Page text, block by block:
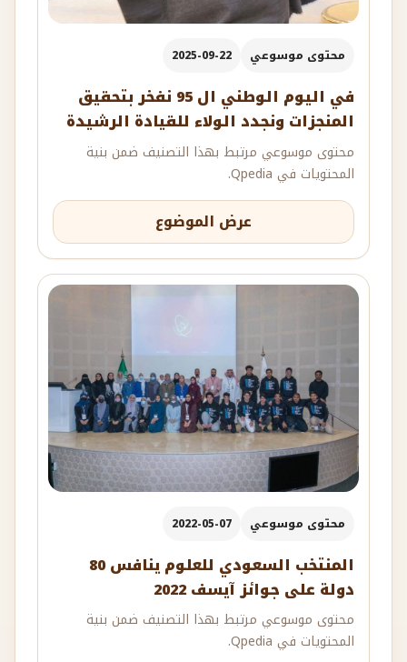
محتوى موسوعي 2025-09-22
في اليوم الوطني ال 95 نفخر بتحقيق
المنجزات ونجدد الولاء للقيادة الرشيدة
محتوى موسوعي مرتبط بهذا التصنيف ضمن بنية
المحتويات في Qpedia.
عرض الموضوع
محتوى موسوعي 2022-05-07
المنتخب السعودي للعلوم ينافس 80
دولة على جوائز آيسف 2022
محتوى موسوعي مرتبط بهذا التصنيف ضمن بنية
المحتويات في Qpedia.